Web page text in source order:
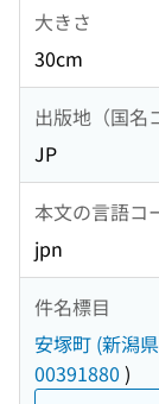
大きさ
30cm
出版地（国名
JP
本文の言語コ
jpn
件名標目
安塚町 (新潟
00391880 )